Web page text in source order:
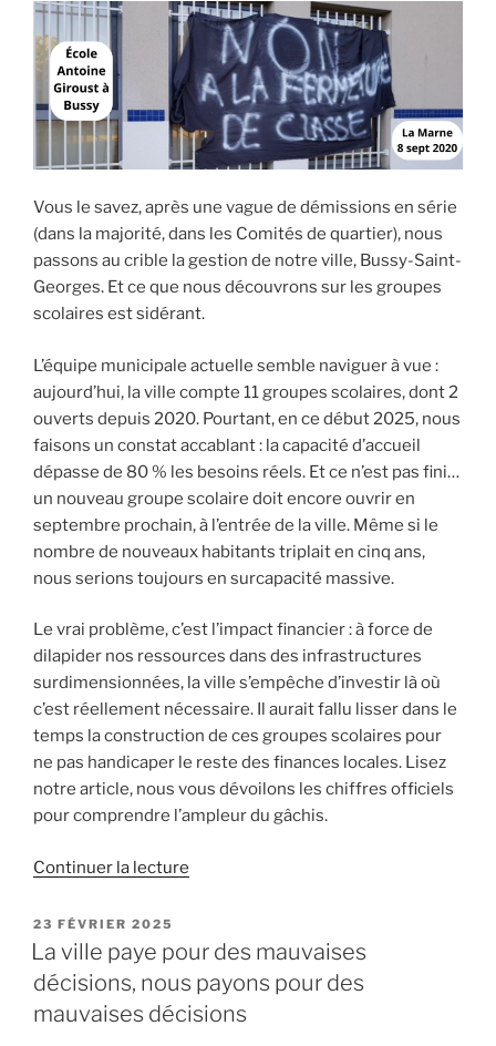
avait
l’argent
détourné
à
Bussy-
Georges,
on
a
simplement
dit
les
finances
de
la
ville
sont
en
chute
libre ! »
Vous le savez, après une vague de démissions en série
(dans la majorité, dans les Comités de quartier), nous
passons au crible la gestion de notre ville, Bussy-Saint-
Georges. Et ce que nous découvrons sur les groupes
scolaires est sidérant.
L’équipe municipale actuelle semble naviguer à vue :
aujourd’hui, la ville compte 11 groupes scolaires, dont 2
ouverts depuis 2020. Pourtant, en ce début 2025, nous
faisons un constat accablant : la capacité d’accueil
dépasse de 80 % les besoins réels. Et ce n’est pas fini…
un nouveau groupe scolaire doit encore ouvrir en
septembre prochain, à l’entrée de la ville. Même si le
nombre de nouveaux habitants triplait en cinq ans,
nous serions toujours en surcapacité massive.
Le vrai problème, c’est l’impact financier : à force de
dilapider nos ressources dans des infrastructures
surdimensionnées, la ville s’empêche d’investir là où
c’est réellement nécessaire. Il aurait fallu lisser dans le
temps la construction de ces groupes scolaires pour
ne pas handicaper le reste des finances locales. Lisez
notre article, nous vous dévoilons les chiffres officiels
pour comprendre l’ampleur du gâchis.
Continuer la lecture
scolaire
la
dérive
PUBLIÉ
LE
23 FÉVRIER 2025
La ville paye pour des mauvaises
décisions, nous payons pour des
mauvaises décisions